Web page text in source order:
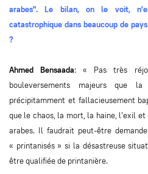
arabes". Le bilan, on le voit,
catastrophique dans beaucoup de
?
Ahmed Bensaada: « Pas très
bouleversements majeurs que la
précipitamment et fallacieusement
que le chaos, la mort, la haine, l’exil
arabes. Il faudrait peut-être
« printanisés » si la désastreuse
être qualifiée de printanière.